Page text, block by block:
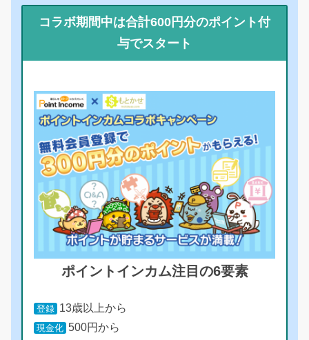
コラボ期間中は合計600円分のポイント付
与でスタート
ポイントインカム注目の6要素
登録 13歳以上から
現金化 500円から